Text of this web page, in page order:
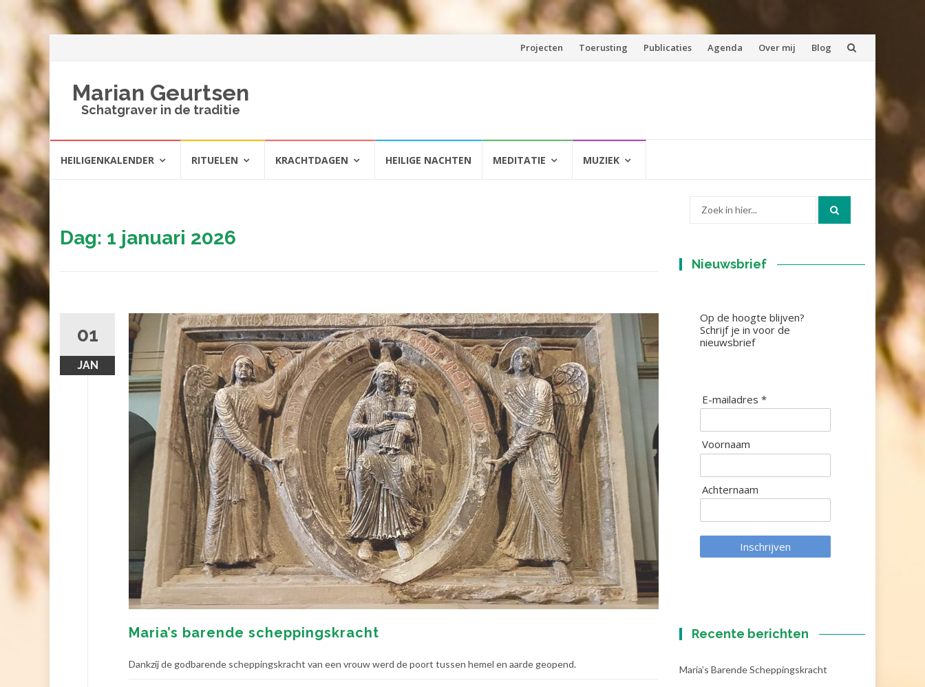
Spring
Projecten Toerusting Publicaties Agenda Over mij Blog
Marian Geurtsen
Schatgraver in de traditie
naarHEILIGENKALENDER RITUELEN KRACHTDAGEN HEILIGE NACHTEN MEDITATIE MUZIEK
Dag: 1 januari 2026
01
JAN
Maria’s barende scheppingskracht
Dankzij de godbarende scheppingskracht van een vrouw werd de poort tussen hemel en aarde geopend.
Nieuwsbrief
Op de hoogte blijven?
Schrijf je in voor de
nieuwsbrief
E-mailadres *
Voornaam
Achternaam
Inschrijven
Recente berichten
Maria’s Barende Scheppingskracht